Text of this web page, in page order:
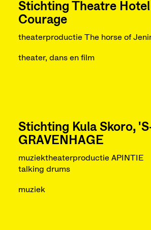
Stichting Theatre Hotel
Courage
theaterproductie The horse of
theater, dans en film
Stichting Kula Skoro,
GRAVENHAGE
muziektheaterproductie APINTIE
talking drums
muziek